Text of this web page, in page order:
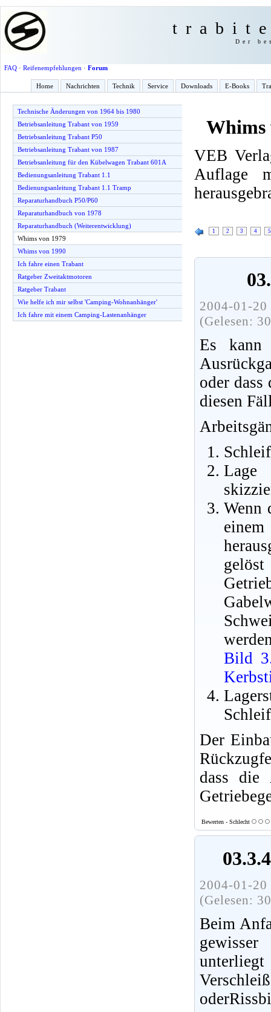
Der
FAQ· Reifenempfehlungen · Forum
Home Nachrichten Technik Service Downloads E-Books
Technische Änderungen von 1964 bis 1980
Betriebsanleitung Trabant von 1959
Betriebsanleitung Trabant P50
Betriebsanleitung Trabant von 1987
Betriebsanleitung für den Kübelwagen Trabant 601A
Bedienungsanleitung Trabant 1.1
Bedienungsanleitung Trabant 1.1 Tramp
Reparaturhandbuch P50/P60
Reparaturhandbuch von 1978
Reparaturhandbuch (Weiterentwicklung)
Whims von 1979
Whims von 1990
Ich fahre einen Trabant
Ratgeber Zweitaktmotoren
Ratgeber Trabant
Wie helfe ich mir selbst 'Camping-Wohnanhänger'
Ich fahre mit einem Camping-Lastenanhänger
Whims
VEB
Auflage
1 2 3 4 5
2004-01-
(Gelesen:
Es kann
oder
diesen
Lage
Wenn
Bild
Der
dass die
Bewerten - Schlecht
2004-01-
(Gelesen:
Beim
unterliegt